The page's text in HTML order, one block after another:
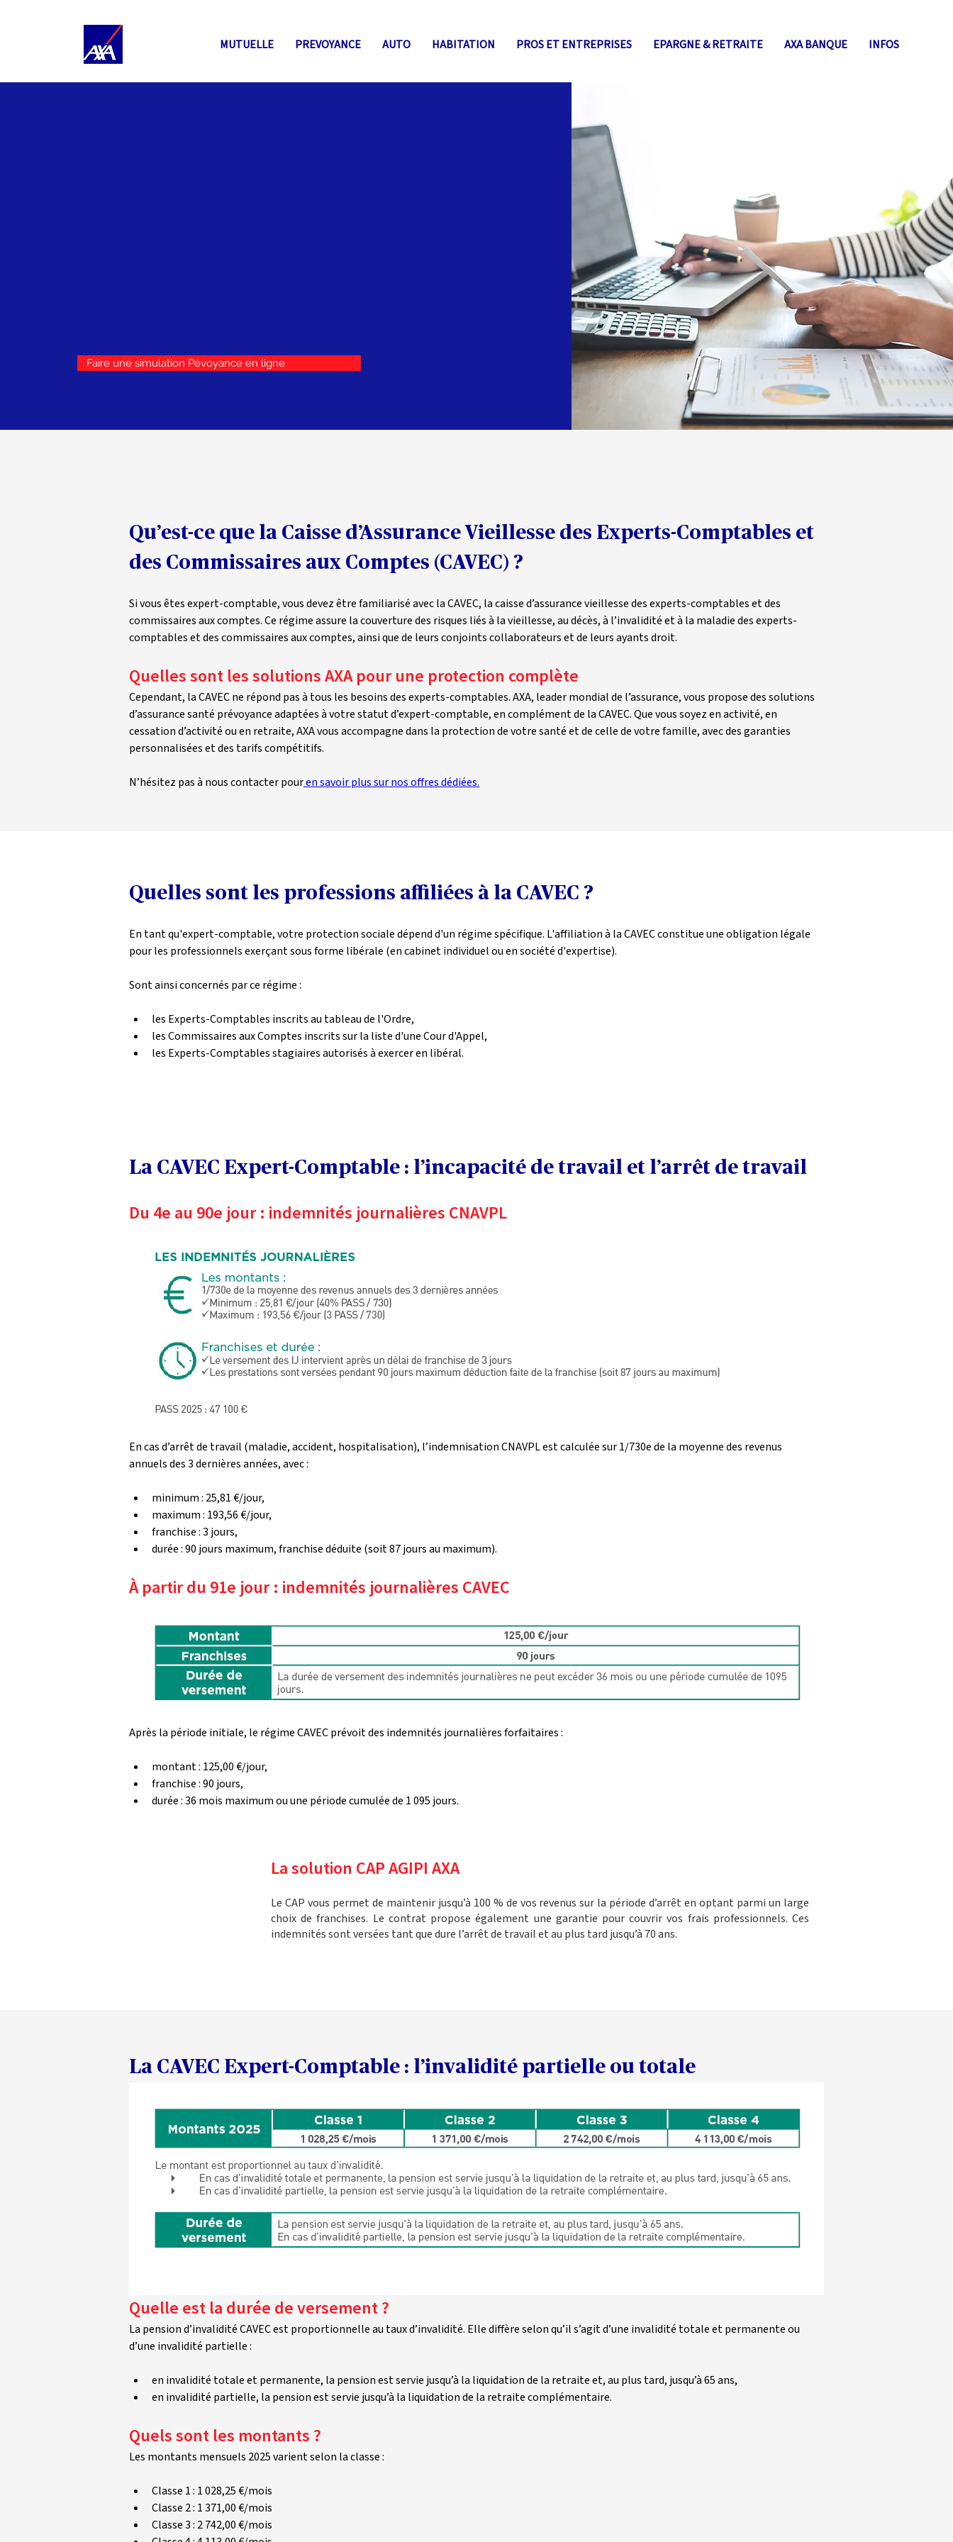
MUTUELLE PREVOYANCE AUTO HABITATION PROS ET ENTREPRISES EPARGNE & RETRAITE AXA BANQUE INFOS
Faire une simulation Pévoyance en ligne
Qu’est-ce que la Caisse d’Assurance Vieillesse des Experts-Comptables et
des Commissaires aux Comptes (CAVEC) ?
Si vous êtes expert-comptable, vous devez être familiarisé avec la CAVEC, la caisse d’assurance vieillesse des experts-comptables et des
commissaires aux comptes. Ce régime assure la couverture des risques liés à la vieillesse, au décès, à l’invalidité et à la maladie des experts-
comptables et des commissaires aux comptes, ainsi que de leurs conjoints collaborateurs et de leurs ayants droit.
Quelles sont les solutions AXA pour une protection complète
Cependant, la CAVEC ne répond pas à tous les besoins des experts-comptables. AXA, leader mondial de l’assurance, vous propose des solutions
d’assurance santé prévoyance adaptées à votre statut d’expert-comptable, en complément de la CAVEC. Que vous soyez en activité, en
cessation d’activité ou en retraite, AXA vous accompagne dans la protection de votre santé et de celle de votre famille, avec des garanties
personnalisées et des tarifs compétitifs.
N’hésitez pas à nous contacter pour en savoir plus sur nos offres dédiées.
Quelles sont les professions affiliées à la CAVEC ?
En tant qu'expert-comptable, votre protection sociale dépend d'un régime spécifique. L'affiliation à la CAVEC constitue une obligation légale
pour les professionnels exerçant sous forme libérale (en cabinet individuel ou en société d'expertise).
Sont ainsi concernés par ce régime :
les Experts-Comptables inscrits au tableau de l'Ordre,
les Commissaires aux Comptes inscrits sur la liste d'une Cour d'Appel,
les Experts-Comptables stagiaires autorisés à exercer en libéral.
La CAVEC Expert-Comptable : l’incapacité de travail et l’arrêt de travail
Du 4e au 90e jour : indemnités journalières CNAVPL
En cas d’arrêt de travail (maladie, accident, hospitalisation), l’indemnisation CNAVPL est calculée sur 1/730e de la moyenne des revenus
annuels des 3 dernières années, avec :
minimum : 25,81 €/jour,
maximum : 193,56 €/jour,
franchise : 3 jours,
durée : 90 jours maximum, franchise déduite (soit 87 jours au maximum).
À partir du 91e jour : indemnités journalières CAVEC
Après la période initiale, le régime CAVEC prévoit des indemnités journalières forfaitaires :
montant : 125,00 €/jour,
franchise : 90 jours,
durée : 36 mois maximum ou une période cumulée de 1 095 jours.
La solution CAP AGIPI AXA
Le CAP vous permet de maintenir jusqu’à 100 % de vos revenus sur la période d’arrêt en optant parmi un large
choix de franchises. Le contrat propose également une garantie pour couvrir vos frais professionnels. Ces
indemnités sont versées tant que dure l’arrêt de travail et au plus tard jusqu’à 70 ans.
La CAVEC Expert-Comptable : l’invalidité partielle ou totale
Quelle est la durée de versement ?
La pension d’invalidité CAVEC est proportionnelle au taux d’invalidité. Elle diffère selon qu’il s’agit d’une invalidité totale et permanente ou
d’une invalidité partielle :
en invalidité totale et permanente, la pension est servie jusqu’à la liquidation de la retraite et, au plus tard, jusqu’à 65 ans,
en invalidité partielle, la pension est servie jusqu’à la liquidation de la retraite complémentaire.
Quels sont les montants ?
Les montants mensuels 2025 varient selon la classe :
Classe 1 : 1 028,25 €/mois
Classe 2 : 1 371,00 €/mois
Classe 3 : 2 742,00 €/mois